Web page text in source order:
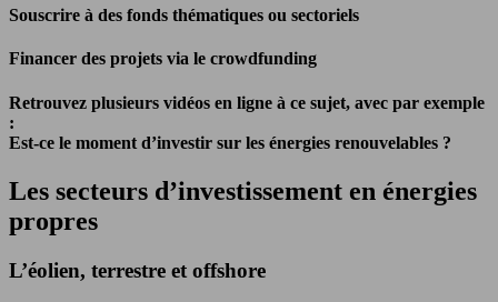
Souscrire à des fonds thématiques ou sectoriels
Financer des projets via le crowdfunding
Retrouvez plusieurs vidéos en ligne à ce sujet, avec par exemple
:
Est-ce le moment d’investir sur les énergies renouvelables ?
Les secteurs d’investissement en énergies
propres
L’éolien, terrestre et offshore